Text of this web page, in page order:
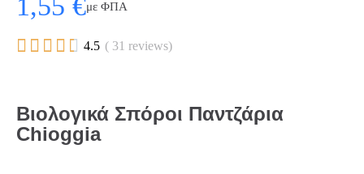
1,55 €με ΦΠΑ
     4.5 ( 31 reviews)
Βιολογικά Σπόροι Παντζάρια
Chioggia